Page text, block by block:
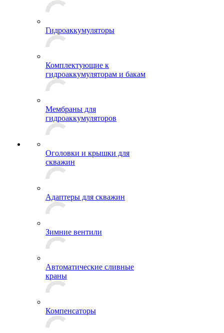
Гидроаккумуляторы
Комплектующие к
гидроаккумуляторам и бакам
Мембраны для
гидроаккумуляторов
Оголовки и крышки для
скважин
Адаптеры для скважин
Зимние вентили
Автоматические сливные
краны
Компенсаторы